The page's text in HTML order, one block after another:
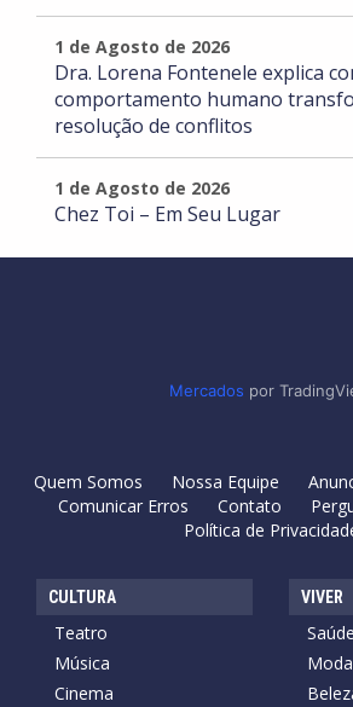
1 de Agosto de 2026
Dra. Lorena Fontenele explica
comportamento humano
resolução de conflitos
1 de Agosto de 2026
Chez Toi – Em Seu Lugar
Mercados por
Quem Somos Nossa Equipe
Comunicar Erros
Contato
Política de
CULTURA
Teatro
Música
Cinema
VIVER
Saúde
Moda